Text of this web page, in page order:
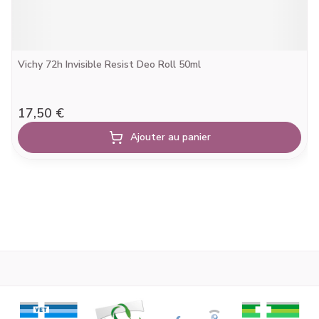
Vichy 72h Invisible Resist Deo Roll 50ml
17,50 €
Ajouter au panier